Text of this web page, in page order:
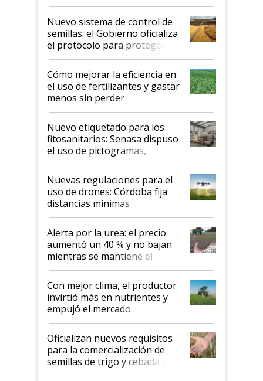
Nuevo sistema de control de
semillas: el Gobierno oficializa
el protocolo para proteger la
propiedad intelectual
Cómo mejorar la eficiencia en
el uso de fertilizantes y gastar
menos sin perder
productividad en la campaña
fina
Nuevo etiquetado para los
fitosanitarios: Senasa dispuso
el uso de pictogramas,
palabras de advertencia e
indicaciones
Nuevas regulaciones para el
uso de drones: Córdoba fija
distancias mínimas
Alerta por la urea: el precio
aumentó un 40 % y no bajan
mientras se mantiene el
conflicto en Medio Oriente
Con mejor clima, el productor
invirtió más en nutrientes y
empujó el mercado
Oficializan nuevos requisitos
para la comercialización de
semillas de trigo y cebada a
granel